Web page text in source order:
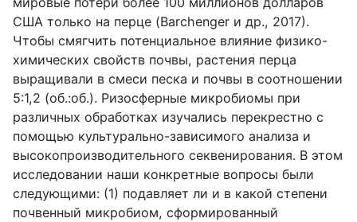
США только на перце (Barchenger и др., 2017).
Чтобы смягчить потенциальное влияние физико-
химических свойств почвы, растения перца
выращивали в смеси песка и почвы в соотношении
5:1,2 (об.:об.). Ризосферные микробиомы при
различных обработках изучались перекрестно с
помощью культурально-зависимого анализа и
высокопроизводительного секвенирования. В этом
исследовании наши конкретные вопросы были
следующими: (1) подавляет ли и в какой степени
почвенный микробиом, сформированный